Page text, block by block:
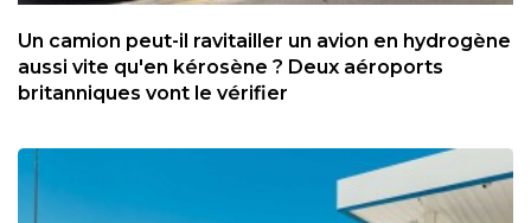
Un camion peut-il ravitailler un avion en hydrogène
aussi vite qu'en kérosène ? Deux aéroports
britanniques vont le vérifier